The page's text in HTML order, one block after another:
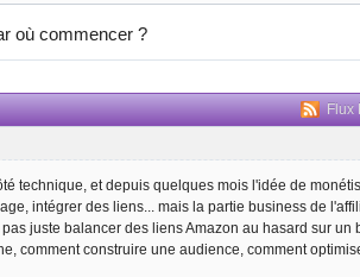
où commencer ?
Flux
technique, et depuis quelques mois l'idée de
intégrer des liens... mais la partie business de
juste balancer des liens Amazon au hasard sur un
comment construire une audience, comment